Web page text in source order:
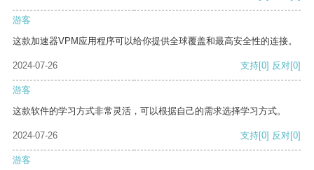
游客
这款加速器VPM应用程序可以给你提供全球覆盖和最高安全性的连接。
2024-07-26 支持[0] 反对[0]
游客
这款软件的学习方式非常灵活，可以根据自己的需求选择学习方式。
2024-07-26 支持[0] 反对[0]
游客